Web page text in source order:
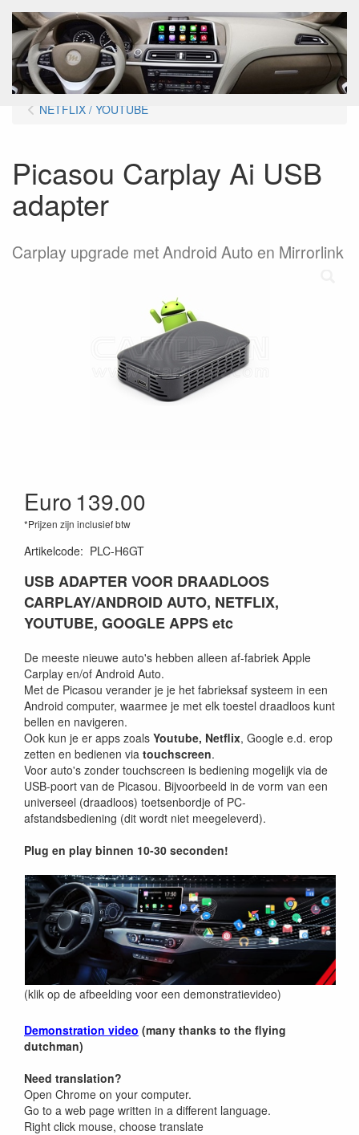
Menu
NETFLIX / YOUTUBE
Picasou Carplay Ai USB
adapter
Carplay upgrade met Android Auto en Mirrorlink
Euro139.00
*Prijzen zijn inclusief btw
Artikelcode: PLC-H6GT
USB ADAPTER VOOR DRAADLOOS
CARPLAY/ANDROID AUTO, NETFLIX,
YOUTUBE, GOOGLE APPS etc
De meeste nieuwe auto's hebben alleen af-fabriek Apple
Carplay en/of Android Auto.
Met de Picasou verander je je het fabrieksaf systeem in een
Android computer, waarmee je met elk toestel draadloos kunt
bellen en navigeren.
Ook kun je er apps zoals Youtube, Netflix, Google e.d. erop
zetten en bedienen via touchscreen.
Voor auto's zonder touchscreen is bediening mogelijk via de
USB-poort van de Picasou. Bijvoorbeeld in de vorm van een
universeel (draadloos) toetsenbordje of PC-
afstandsbediening (dit wordt niet meegeleverd).
Plug en play binnen 10-30 seconden!
(klik op de afbeelding voor een demonstratievideo)
Demonstration video (many thanks to the flying
dutchman)
Need translation?
Open Chrome on your computer.
Go to a web page written in a different language.
Right click mouse, choose translate